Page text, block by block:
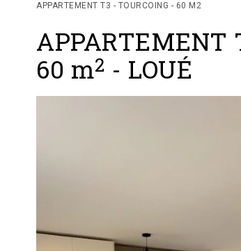
APPARTEMENT T3 - TOURCOING - 60 M2
APPARTEMENT
60 m2 - LOUÉ